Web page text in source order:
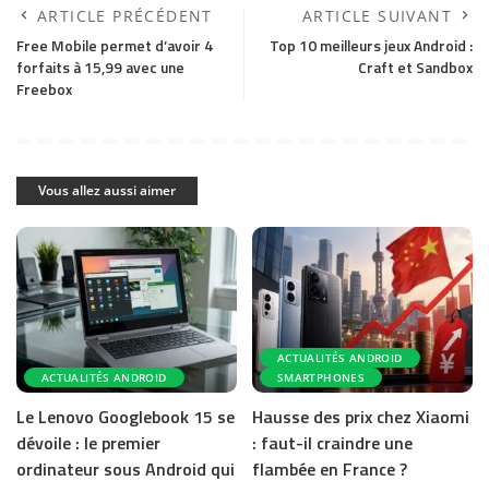
ARTICLE PRÉCÉDENT
Free Mobile permet d’avoir 4
forfaits à 15,99 avec une
Freebox
ARTICLE SUIVANT
Top 10 meilleurs jeux Android :
Craft et Sandbox
Vous allez aussi aimer
ACTUALITÉS ANDROID
Le Lenovo Googlebook 15 se
dévoile : le premier
ordinateur sous Android qui
ACTUALITÉS ANDROID
SMARTPHONES
Hausse des prix chez Xiaomi
: faut-il craindre une
flambée en France ?